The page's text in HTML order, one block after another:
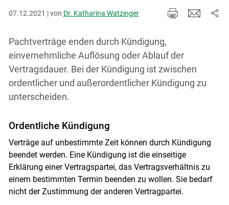
07.12.2021 | von Dr. Katharina Watzinger
Pachtverträge enden durch Kündigung,
einvernehmliche Auflösung oder Ablauf der
Vertragsdauer. Bei der Kündigung ist zwischen
ordentlicher und außerordentlicher Kündigung zu
unterscheiden.
Ordentliche Kündigung
Verträge auf unbestimmte Zeit können durch Kündigung
beendet werden. Eine Kündigung ist die einseitige
Erklärung einer Vertragspartei, das Vertragsverhältnis zu
einem bestimmten Termin beenden zu wollen. Sie bedarf
nicht der Zustimmung der anderen Vertragpartei.